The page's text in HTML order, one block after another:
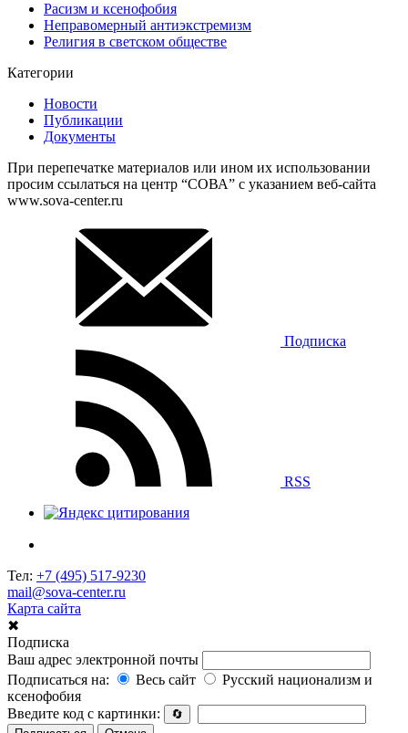
Расизм и ксенофобия
Неправомерный антиэкстремизм
Религия в светском обществе
Категории
Новости
Публикации
Документы
При перепечатке материалов или ином их использовании
просим ссылаться на центр “СОВА” с указанием веб-сайта
www.sova-center.ru
Подписка
RSS
Тел: +7 (495) 517-9230
mail@sova-center.ru
Карта сайта
✖
Подписка
Ваш адрес электронной почты
Подписаться на:
Весь сайт
Русский национализм и
ксенофобия
Введите код с картинки:
🔄